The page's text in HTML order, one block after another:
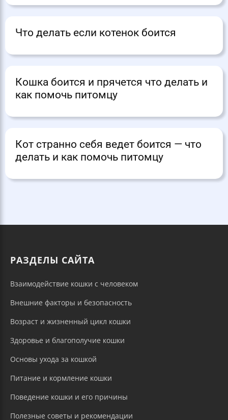
Что делать если котенок боится
Кошка боится и прячется что делать и
как помочь питомцу
Кот странно себя ведет боится — что
делать и как помочь питомцу
РАЗДЕЛЫ САЙТА
Взаимодействие кошки с человеком
Внешние факторы и безопасность
Возраст и жизненный цикл кошки
Здоровье и благополучие кошки
Основы ухода за кошкой
Питание и кормление кошки
Поведение кошки и его причины
Полезные советы и рекомендации